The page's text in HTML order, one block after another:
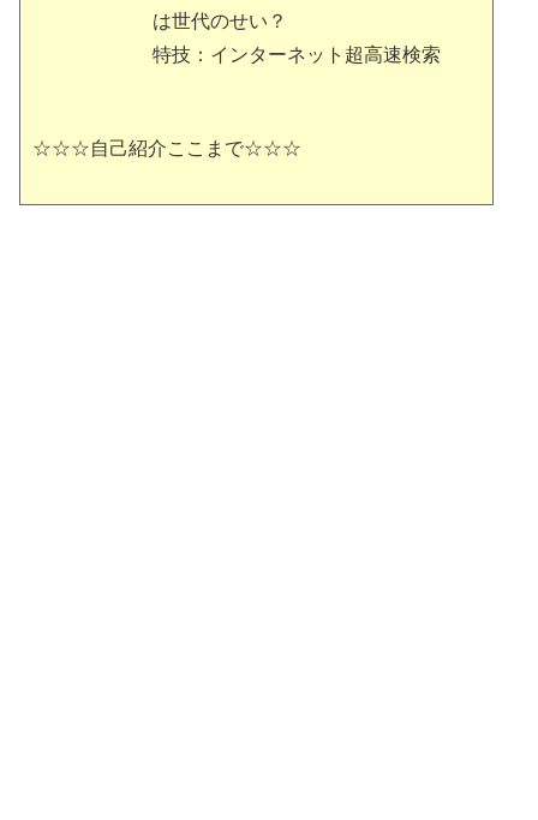
は世代のせい？
特技：インターネット超高速検索
☆☆☆自己紹介ここまで☆☆☆